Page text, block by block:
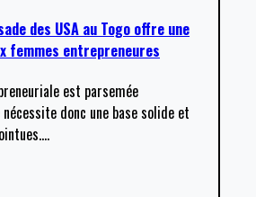
des USA au Togo offre une
femmes entrepreneures
est parsemée
nécessite donc une base solide et
…